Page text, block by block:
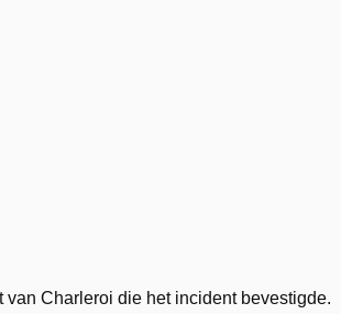
van Charleroi die het incident bevestigde.